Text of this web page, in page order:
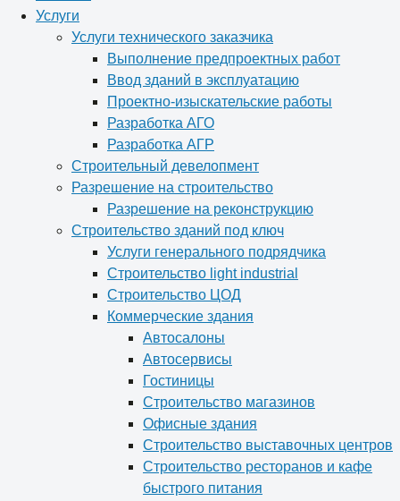
Услуги
Услуги технического заказчика
Выполнение предпроектных работ
Ввод зданий в эксплуатацию
Проектно-изыскательские работы
Разработка АГО
Разработка АГР
Строительный девелопмент
Разрешение на строительство
Разрешение на реконструкцию
Строительство зданий под ключ
Услуги генерального подрядчика
Строительство light industrial
Строительство ЦОД
Коммерческие здания
Автосалоны
Автосервисы
Гостиницы
Строительство магазинов
Офисные здания
Строительство выставочных центров
Строительство ресторанов и кафе
быстрого питания